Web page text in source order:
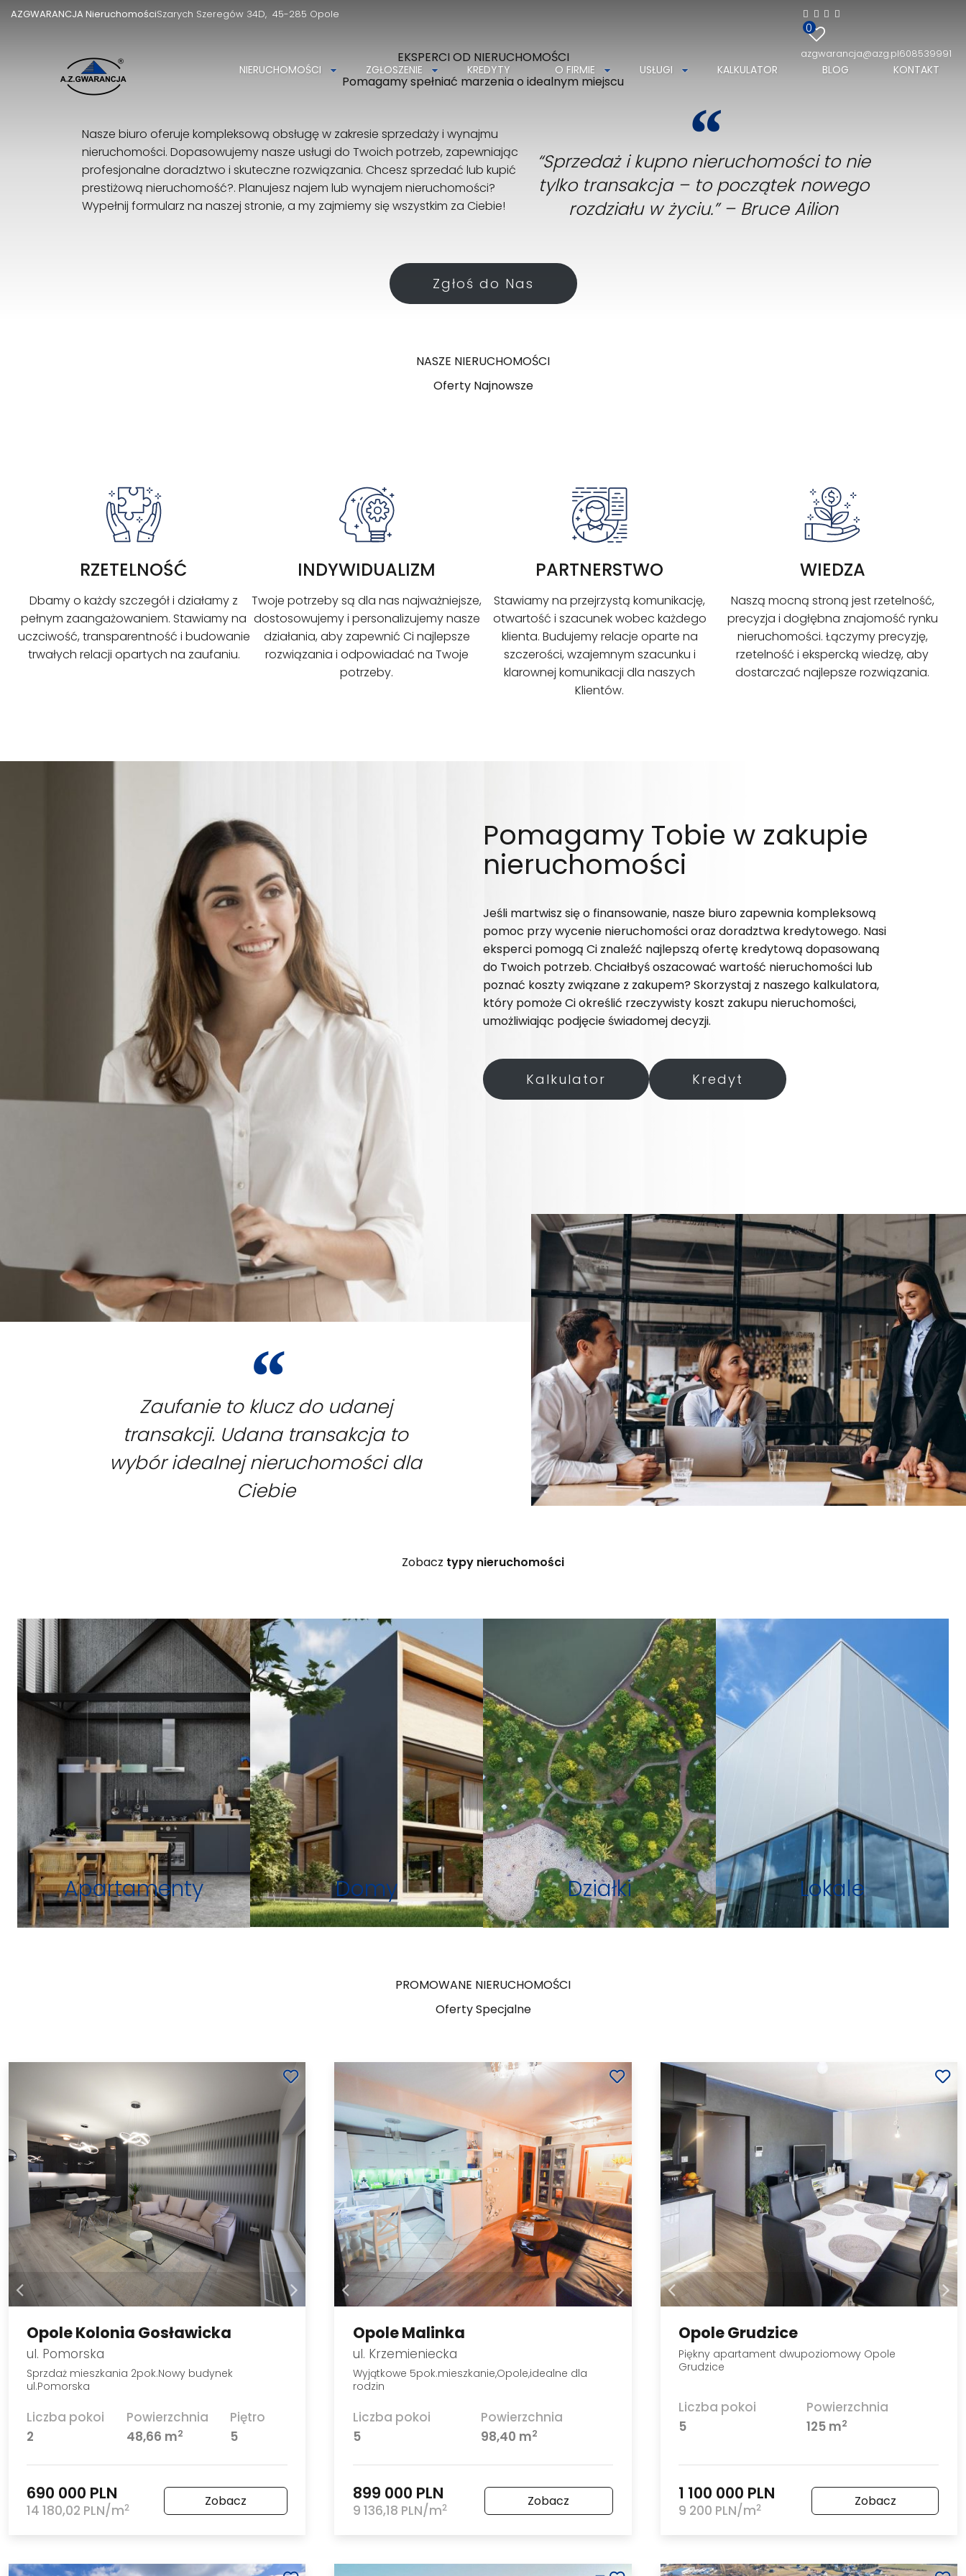
AZGWARANCJA NieruchomościSzarych Szeregów 34D 45-285 Opole
0
azgwarancja@azg.pl608539991
NIERUCHOMOŚCI ZGŁOSZENIE KREDYTY O FIRMIE USŁUGI KALKULATOR BLOG KONTAKT
Szukaj i Znajdź Nieruchomość z Nami
Razem znajdziemy Twoje wymarzone miejsce
EKSPERCI OD NIERUCHOMOŚCI
Pomagamy spełniać marzenia o idealnym miejscu
Nasze biuro oferuje kompleksową obsługę w zakresie sprzedaży i wynajmu
nieruchomości. Dopasowujemy nasze usługi do Twoich potrzeb, zapewniając
profesjonalne doradztwo i skuteczne rozwiązania. Chcesz sprzedać lub kupić
prestiżową nieruchomość?. Planujesz najem lub wynajem nieruchomości?
Wypełnij formularz na naszej stronie, a my zajmiemy się wszystkim za Ciebie!
“Sprzedaż i kupno nieruchomości to nie
tylko transakcja – to początek nowego
rozdziału w życiu.” – Bruce Ailion
Zgłoś do Nas
NASZE NIERUCHOMOŚCI
Oferty Najnowsze
RZETELNOŚĆ
Dbamy o każdy szczegół i działamy z
pełnym zaangażowaniem. Stawiamy na
uczciwość, transparentność i budowanie
trwałych relacji opartych na zaufaniu.
INDYWIDUALIZM
Twoje potrzeby są dla nas najważniejsze,
dostosowujemy i personalizujemy nasze
działania, aby zapewnić Ci najlepsze
rozwiązania i odpowiadać na Twoje
potrzeby.
PARTNERSTWO
Stawiamy na przejrzystą komunikację,
otwartość i szacunek wobec każdego
klienta. Budujemy relacje oparte na
szczerości, wzajemnym szacunku i
klarownej komunikacji dla naszych
Klientów.
WIEDZA
Naszą mocną stroną jest rzetelność,
precyzja i dogłębna znajomość rynku
nieruchomości. Łączymy precyzję,
rzetelność i ekspercką wiedzę, aby
dostarczać najlepsze rozwiązania.
Pomagamy Tobie w zakupie
nieruchomości
Jeśli martwisz się o finansowanie, nasze biuro zapewnia kompleksową
pomoc przy wycenie nieruchomości oraz doradztwa kredytowego. Nasi
eksperci pomogą Ci znaleźć najlepszą ofertę kredytową dopasowaną
do Twoich potrzeb. Chciałbyś oszacować wartość nieruchomości lub
poznać koszty związane z zakupem? Skorzystaj z naszego kalkulatora,
który pomoże Ci określić rzeczywisty koszt zakupu nieruchomości,
umożliwiając podjęcie świadomej decyzji.
Kalkulator Kredyt
Zaufanie to klucz do udanej
transakcji. Udana transakcja to
wybór idealnej nieruchomości dla
Ciebie
Zobacz typy nieruchomości
Apartamenty Domy Działki Lokale
PROMOWANE NIERUCHOMOŚCI
Oferty Specjalne
Opole Kolonia Gosławicka
ul. Pomorska
Sprzdaż mieszkania 2pok.Nowy budynek
ul.Pomorska
Liczba pokoi
2
Powierzchnia
48,66 m2
Piętro
5
690 000 PLN
14 180,02 PLN/m2 Zobacz
Opole Malinka
ul. Krzemieniecka
Wyjątkowe 5pok.mieszkanie,Opole,idealne dla
rodzin
Liczba pokoi
5
Powierzchnia
98,40 m2
899 000 PLN
9 136,18 PLN/m2 Zobacz
Opole Grudzice
Piękny apartament dwupoziomowy Opole
Grudzice
Liczba pokoi
5
Powierzchnia
125 m2
1 100 000 PLN
9 200 PLN/m2 Zobacz